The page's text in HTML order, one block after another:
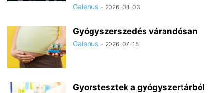
Galenus - 2026-08-03
Gyógyszerszedés várandósan
Galenus - 2026-07-15
Gyorstesztek a gyógyszertárból